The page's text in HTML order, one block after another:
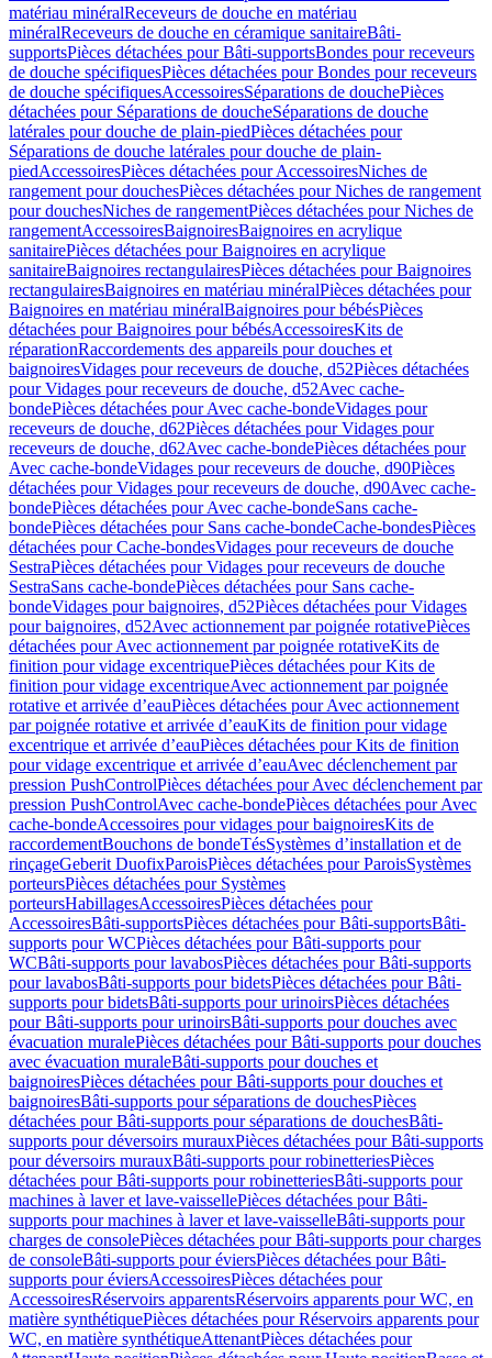
matériau minéralReceveurs de douche en matériau
minéralReceveurs de douche en céramique sanitaireBâti-
supportsPièces détachées pour Bâti-supportsBondes pour receveurs
de douche spécifiquesPièces détachées pour Bondes pour receveurs
de douche spécifiquesAccessoiresSéparations de douchePièces
détachées pour Séparations de doucheSéparations de douche
latérales pour douche de plain-piedPièces détachées pour
Séparations de douche latérales pour douche de plain-
piedAccessoiresPièces détachées pour AccessoiresNiches de
rangement pour douchesPièces détachées pour Niches de rangement
pour douchesNiches de rangementPièces détachées pour Niches de
rangementAccessoiresBaignoiresBaignoires en acrylique
sanitairePièces détachées pour Baignoires en acrylique
sanitaireBaignoires rectangulairesPièces détachées pour Baignoires
rectangulairesBaignoires en matériau minéralPièces détachées pour
Baignoires en matériau minéralBaignoires pour bébésPièces
détachées pour Baignoires pour bébésAccessoiresKits de
réparationRaccordements des appareils pour douches et
baignoiresVidages pour receveurs de douche, d52Pièces détachées
pour Vidages pour receveurs de douche, d52Avec cache-
bondePièces détachées pour Avec cache-bondeVidages pour
receveurs de douche, d62Pièces détachées pour Vidages pour
receveurs de douche, d62Avec cache-bondePièces détachées pour
Avec cache-bondeVidages pour receveurs de douche, d90Pièces
détachées pour Vidages pour receveurs de douche, d90Avec cache-
bondePièces détachées pour Avec cache-bondeSans cache-
bondePièces détachées pour Sans cache-bondeCache-bondesPièces
détachées pour Cache-bondesVidages pour receveurs de douche
SestraPièces détachées pour Vidages pour receveurs de douche
SestraSans cache-bondePièces détachées pour Sans cache-
bondeVidages pour baignoires, d52Pièces détachées pour Vidages
pour baignoires, d52Avec actionnement par poignée rotativePièces
détachées pour Avec actionnement par poignée rotativeKits de
finition pour vidage excentriquePièces détachées pour Kits de
finition pour vidage excentriqueAvec actionnement par poignée
rotative et arrivée d’eauPièces détachées pour Avec actionnement
par poignée rotative et arrivée d’eauKits de finition pour vidage
excentrique et arrivée d’eauPièces détachées pour Kits de finition
pour vidage excentrique et arrivée d’eauAvec déclenchement par
pression PushControlPièces détachées pour Avec déclenchement par
pression PushControlAvec cache-bondePièces détachées pour Avec
cache-bondeAccessoires pour vidages pour baignoiresKits de
raccordementBouchons de bondeTésSystèmes d’installation et de
rinçageGeberit DuofixParoisPièces détachées pour ParoisSystèmes
porteursPièces détachées pour Systèmes
porteursHabillagesAccessoiresPièces détachées pour
AccessoiresBâti-supportsPièces détachées pour Bâti-supportsBâti-
supports pour WCPièces détachées pour Bâti-supports pour
WCBâti-supports pour lavabosPièces détachées pour Bâti-supports
pour lavabosBâti-supports pour bidetsPièces détachées pour Bâti-
supports pour bidetsBâti-supports pour urinoirsPièces détachées
pour Bâti-supports pour urinoirsBâti-supports pour douches avec
évacuation muralePièces détachées pour Bâti-supports pour douches
avec évacuation muraleBâti-supports pour douches et
baignoiresPièces détachées pour Bâti-supports pour douches et
baignoiresBâti-supports pour séparations de douchesPièces
détachées pour Bâti-supports pour séparations de douchesBâti-
supports pour déversoirs murauxPièces détachées pour Bâti-supports
pour déversoirs murauxBâti-supports pour robinetteriesPièces
détachées pour Bâti-supports pour robinetteriesBâti-supports pour
machines à laver et lave-vaissellePièces détachées pour Bâti-
supports pour machines à laver et lave-vaisselleBâti-supports pour
charges de consolePièces détachées pour Bâti-supports pour charges
de consoleBâti-supports pour éviersPièces détachées pour Bâti-
supports pour éviersAccessoiresPièces détachées pour
AccessoiresRéservoirs apparentsRéservoirs apparents pour WC, en
matière synthétiquePièces détachées pour Réservoirs apparents pour
WC, en matière synthétiqueAttenantPièces détachées pour